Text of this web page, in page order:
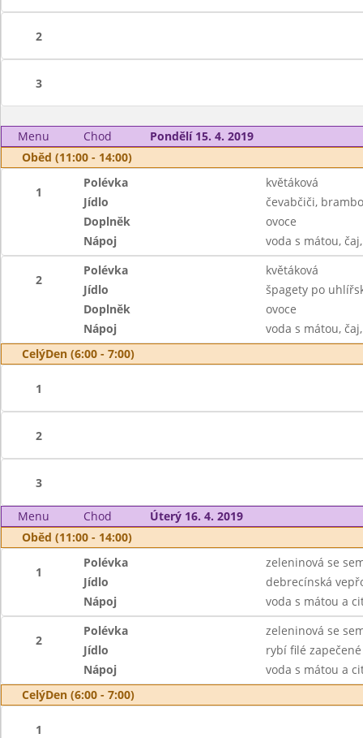
2
3
Menu Chod
Pondělí 15. 4. 2019
Oběd (11:00 - 14:00)
1
Polévka
květáková
Jídlo
čevabčiči,
Doplněk
ovoce
Nápoj
voda s mátou,
2
Polévka
květáková
Jídlo
špagety po
Doplněk
ovoce
Nápoj
voda s mátou,
CelýDen (6:00 - 7:00)
1
2
3
Menu Chod
Úterý 16. 4. 2019
Oběd (11:00 - 14:00)
1
Polévka
zeleninová se
Jídlo
debrecínská
Nápoj
voda s mátou a
2
Polévka
zeleninová se
Jídlo
rybí filé
Nápoj
voda s mátou a
CelýDen (6:00 - 7:00)
1